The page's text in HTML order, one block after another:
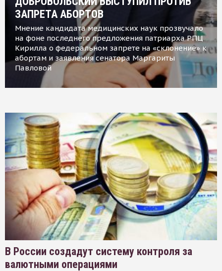
ЗАПРЕТА АБОРТОВ
Мнение кандидата медицинских наук прозвучало
на фоне последнего предложения патриарха РПЦ
Кирилла о федеральном запрете на «склонение» к
абортам и заявления сенатора Маргариты
Павловой
В России создадут систему контроля за
валютными операциями